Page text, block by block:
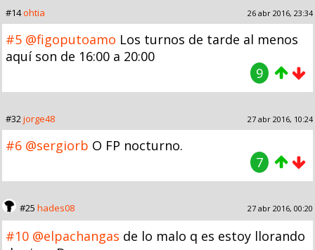
#14ohtia 26 abr 2016, 23:34
#5 @figoputoamo Los turnos de tarde al menos
aquí son de 16:00 a 20:00
9
#32jorge48 27 abr 2016, 10:24
#6 @sergiorb O FP nocturno.
7
#25 hades08 27 abr 2016, 00:20
#10 @elpachangas de lo malo q es estoy llorando